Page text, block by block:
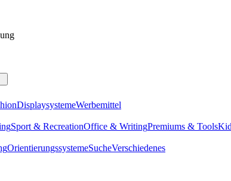
DisplaysystemeWerbemittel
Sport & RecreationOffice & WritingPremiums & Tools
OrientierungssystemeSucheVerschiedenes